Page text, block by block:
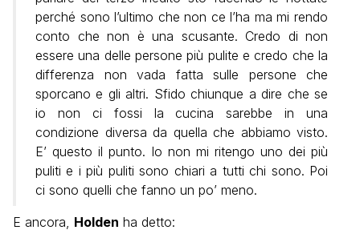
perché sono l’ultimo che non ce l’ha ma mi rendo
conto che non è una scusante. Credo di non
essere una delle persone più pulite e credo che la
differenza non vada fatta sulle persone che
sporcano e gli altri. Sfido chiunque a dire che se
io non ci fossi la cucina sarebbe in una
condizione diversa da quella che abbiamo visto.
E’ questo il punto. Io non mi ritengo uno dei più
puliti e i più puliti sono chiari a tutti chi sono. Poi
ci sono quelli che fanno un po’ meno.
E ancora, Holden ha detto: